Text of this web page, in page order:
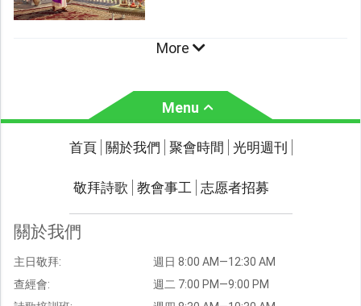
More
Menu
關於我們 聚會時間
光明週刊 學習聖經
聖經故事
首頁 關於我們 聚會時間 光明週刊
敬拜詩歌 教會事工 志愿者招募
關於我們
主日敬拜:
查經會:
週日 8:00 AM—12:30 AM
週二 7:00 PM—9:00 PM